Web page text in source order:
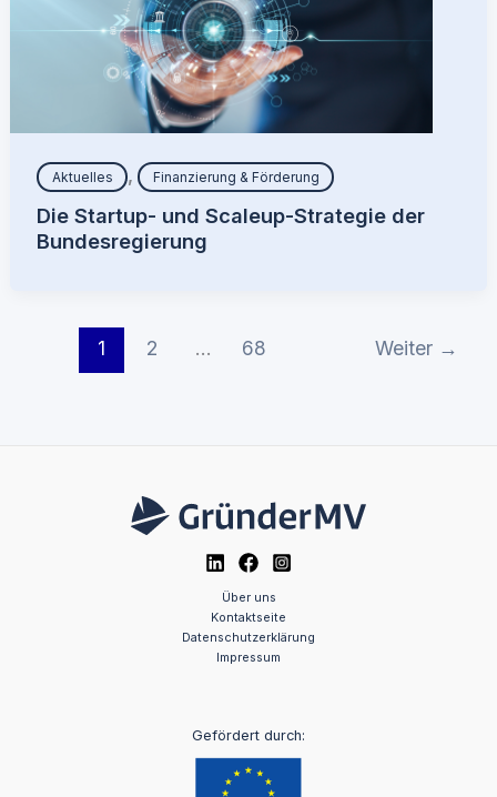
Aktuelles , Finanzierung & Förderung
Die Startup- und Scaleup-Strategie der
Bundesregierung
1 2 … 68 Weiter →
Über uns
Kontaktseite
Datenschutzerklärung
Impressum
Gefördert durch: